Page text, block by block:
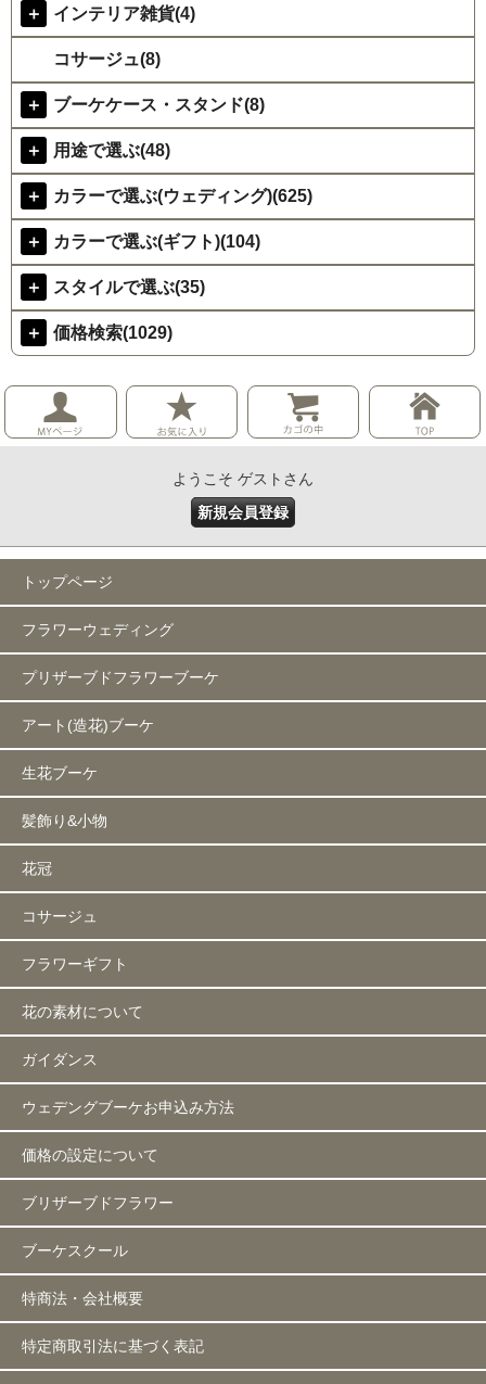
＋ インテリア雑貨(4)
コサージュ(8)
＋ ブーケケース・スタンド(8)
＋ 用途で選ぶ(48)
＋ カラーで選ぶ(ウェディング)(625)
＋ カラーで選ぶ(ギフト)(104)
＋ スタイルで選ぶ(35)
＋ 価格検索(1029)
ようこそ ゲストさん
新規会員登録
トップページ
フラワーウェディング
プリザーブドフラワーブーケ
アート(造花)ブーケ
生花ブーケ
髪飾り&小物
花冠
コサージュ
フラワーギフト
花の素材について
ガイダンス
ウェデングブーケお申込み方法
価格の設定について
ブリザーブドフラワー
ブーケスクール
特商法・会社概要
特定商取引法に基づく表記